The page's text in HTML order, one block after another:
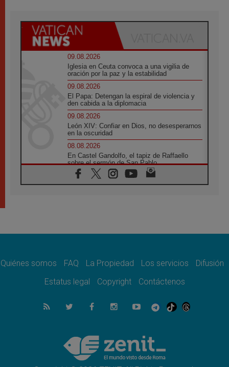
09.08.2026
Iglesia en Ceuta convoca a una vigilia de
oración por la paz y la estabilidad
09.08.2026
El Papa: Detengan la espiral de violencia y
den cabida a la diplomacia
09.08.2026
León XIV: Confiar en Dios, no desesperarnos
en la oscuridad
08.08.2026
En Castel Gandolfo, el tapiz de Raffaello
sobre el sermón de San Pablo
08.08.2026
En Colombia, «la paz no se compra con una
08.08.2026
08.08.2026
del Buen Consejo de Genazzano
Filipinas: el Vicariato Apostólico de Calapán
se convierte en diócesis
Honduras: Los desplazados invisibles de una
crisis olvidada
Quiénes somos FAQ La Propiedad Los servicios
Difusión
Estatus legal
Copyright Contáctenos